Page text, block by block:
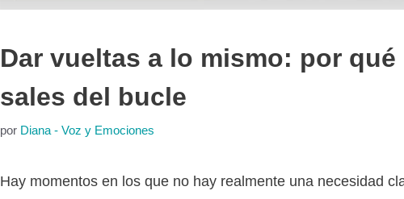
Dar vueltas a lo mismo: por qué
sales del bucle
por Diana - Voz y Emociones
Hay momentos en los que no hay realmente una necesidad